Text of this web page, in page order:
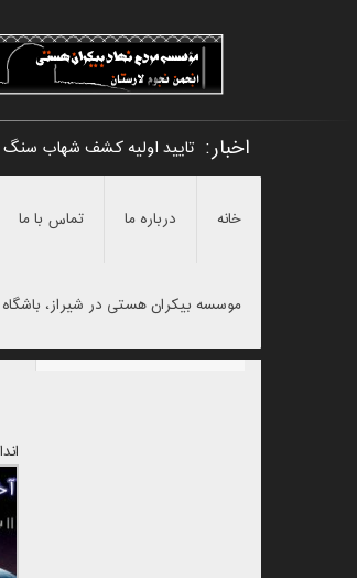
اخبار: تایید اولیه کشف شهاب سنگ
خانه درباره ما تماس با ما
موسسه بیکران هستی در شیراز،